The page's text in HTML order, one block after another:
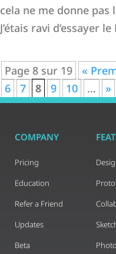
cela ne me donne pas
J’étais ravi d’essayer
Page 8 sur 19 «
6
7 8 9 10 … »
COMPANY
Pricing
Education
Refer a Friend
Updates
Beta